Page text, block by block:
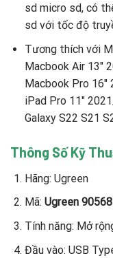
sd micro sd, có
sd với tốc độ
Tương thích với
Macbook Air 13″
Macbook Pro
iPad Pro 11″
Galaxy S22 S21
Thông Số Kỹ
Hãng: Ugreen
Mã: Ugreen 90568
Tính năng: Mở
Đầu vào: USB